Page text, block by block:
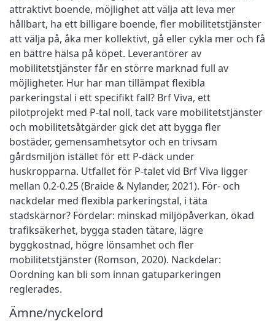
attraktivt boende, möjlighet att välja att leva mer
hållbart, ha ett billigare boende, fler mobilitetstjänster
att välja på, åka mer kollektivt, gå eller cykla mer och få
en bättre hälsa på köpet. Leverantörer av
mobilitetstjänster får en större marknad full av
möjligheter. Hur har man tillämpat flexibla
parkeringstal i ett specifikt fall? Brf Viva, ett
pilotprojekt med P-tal noll, tack vare mobilitetstjänster
och mobilitetsåtgärder gick det att bygga fler
bostäder, gemensamhetsytor och en trivsam
gårdsmiljön istället för ett P-däck under
huskropparna. Utfallet för P-talet vid Brf Viva ligger
mellan 0.2-0.25 (Braide & Nylander, 2021). För- och
nackdelar med flexibla parkeringstal, i täta
stadskärnor? Fördelar: minskad miljöpåverkan, ökad
trafiksäkerhet, bygga staden tätare, lägre
byggkostnad, högre lönsamhet och fler
mobilitetstjänster (Romson, 2020). Nackdelar:
Oordning kan bli som innan gatuparkeringen
reglerades.
Ämne/nyckelord